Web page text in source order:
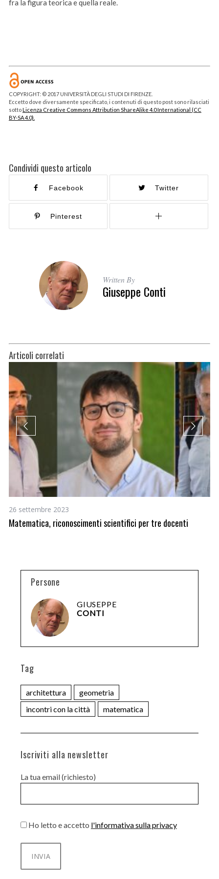
fra la figura teorica e quella reale.
COPYRIGHT: © 2017 UNIVERSITÀ DEGLI STUDI DI FIRENZE.
Eccetto dove diversamente specificato, i contenuti di questo post sono rilasciati
sottoLicenza Creative Commons Attribution ShareAlike 4.0 International (CC
BY-SA 4.0).
Condividi questo articolo
Facebook Twitter
Pinterest
Written By
Giuseppe Conti
Articoli correlati
26 settembre 2023
Matematica, riconoscimenti scientifici per tre docenti
Persone
GIUSEPPE
CONTI
Tag
architettura
geometria
incontri con la città
matematica
Iscriviti alla newsletter
La tua email (richiesto)
Ho letto e accetto l'informativa sulla privacy